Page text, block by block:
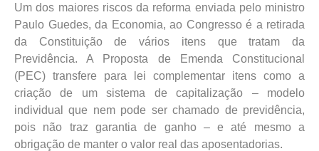
Um dos maiores riscos da reforma enviada pelo ministro
Paulo Guedes, da Economia, ao Congresso é a retirada
da Constituição de vários itens que tratam da
Previdência. A Proposta de Emenda Constitucional
(PEC) transfere para lei complementar itens como a
criação de um sistema de capitalização – modelo
individual que nem pode ser chamado de previdência,
pois não traz garantia de ganho – e até mesmo a
obrigação de manter o valor real das aposentadorias.